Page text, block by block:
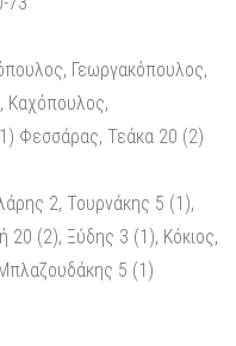
Γεωργακόπουλος,
Καχόπουλος,
Φεσσάρας, Τεάκα 20 (2)
2, Τουρνάκης 5 (1),
(2), Ξύδης 3 (1), Κόκιος,
5 (1)